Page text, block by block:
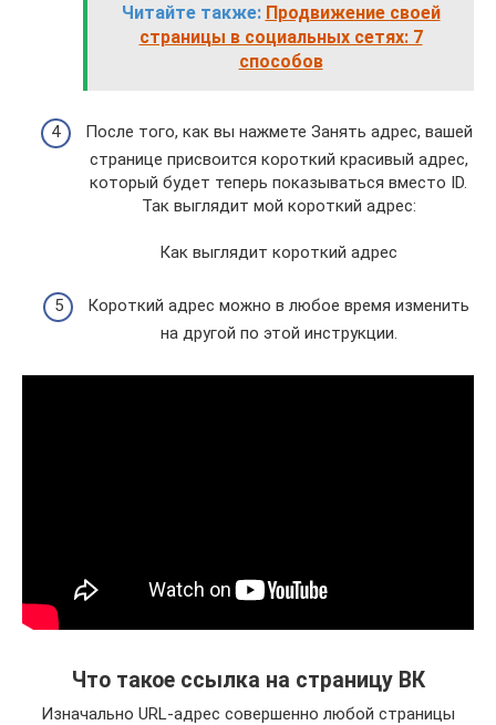
Читайте также: Продвижение своей
страницы в социальных сетях: 7
способов
После того, как вы нажмете Занять адрес, вашей
странице присвоится короткий красивый адрес,
который будет теперь показываться вместо ID.
Так выглядит мой короткий адрес:
Как выглядит короткий адрес
Короткий адрес можно в любое время изменить
на другой по этой инструкции.
Что такое ссылка на страницу ВК
Изначально URL-адрес совершенно любой страницы